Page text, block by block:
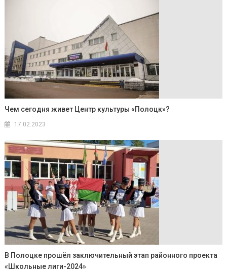
Чем сегодня живет Центр культуры «Полоцк»?
17.02.2023
В Полоцке прошёл заключительный этап районного проекта
«Школьные лиги-2024»